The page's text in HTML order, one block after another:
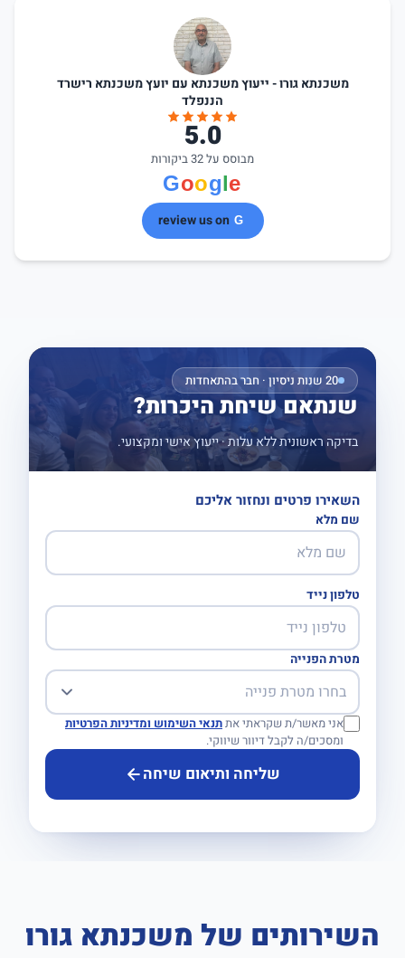
משכנתא גורו - ייעוץ משכנתא עם יועץ משכנתא רישרד
הננפלד
5.0
מבוסס על 32 ביקורות
review us on
20 שנות ניסיון · חבר בהתאחדות
שנתאם שיחת היכרות?
בדיקה ראשונית ללא עלות · ייעוץ אישי ומקצועי.
השאירו פרטים ונחזור אליכם
שם מלא
טלפון נייד
מטרת הפנייה
אני מאשר/ת שקראתי אתתנאי השימוש ומדיניות הפרטיות
ומסכים/ה לקבל דיוור שיווקי.
שליחה ותיאום שיחה
השירותים של משכנתא גורו